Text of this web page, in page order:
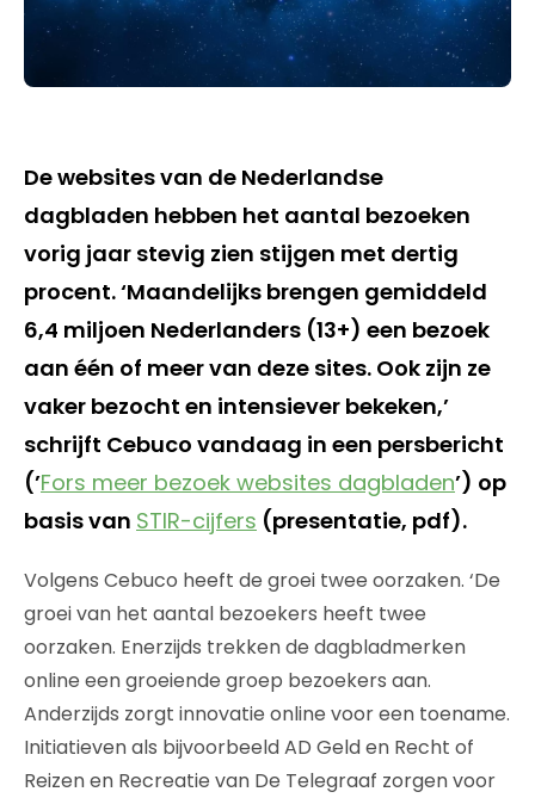
De websites van de Nederlandse
dagbladen hebben het aantal bezoeken
vorig jaar stevig zien stijgen met dertig
procent. ‘Maandelijks brengen gemiddeld
6,4 miljoen Nederlanders (13+) een bezoek
aan één of meer van deze sites. Ook zijn ze
vaker bezocht en intensiever bekeken,’
schrijft Cebuco vandaag in een persbericht
(’Fors meer bezoek websites dagbladen’) op
basis van STIR-cijfers (presentatie, pdf).
Volgens Cebuco heeft de groei twee oorzaken. ‘De
groei van het aantal bezoekers heeft twee
oorzaken. Enerzijds trekken de dagbladmerken
online een groeiende groep bezoekers aan.
Anderzijds zorgt innovatie online voor een toename.
Initiatieven als bijvoorbeeld AD Geld en Recht of
Reizen en Recreatie van De Telegraaf zorgen voor